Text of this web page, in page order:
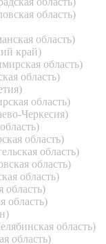
область)
область)
край)
область)
область)
область)
Черкесия)
область)
область)
область)
область)
область)
область)
область)
область)